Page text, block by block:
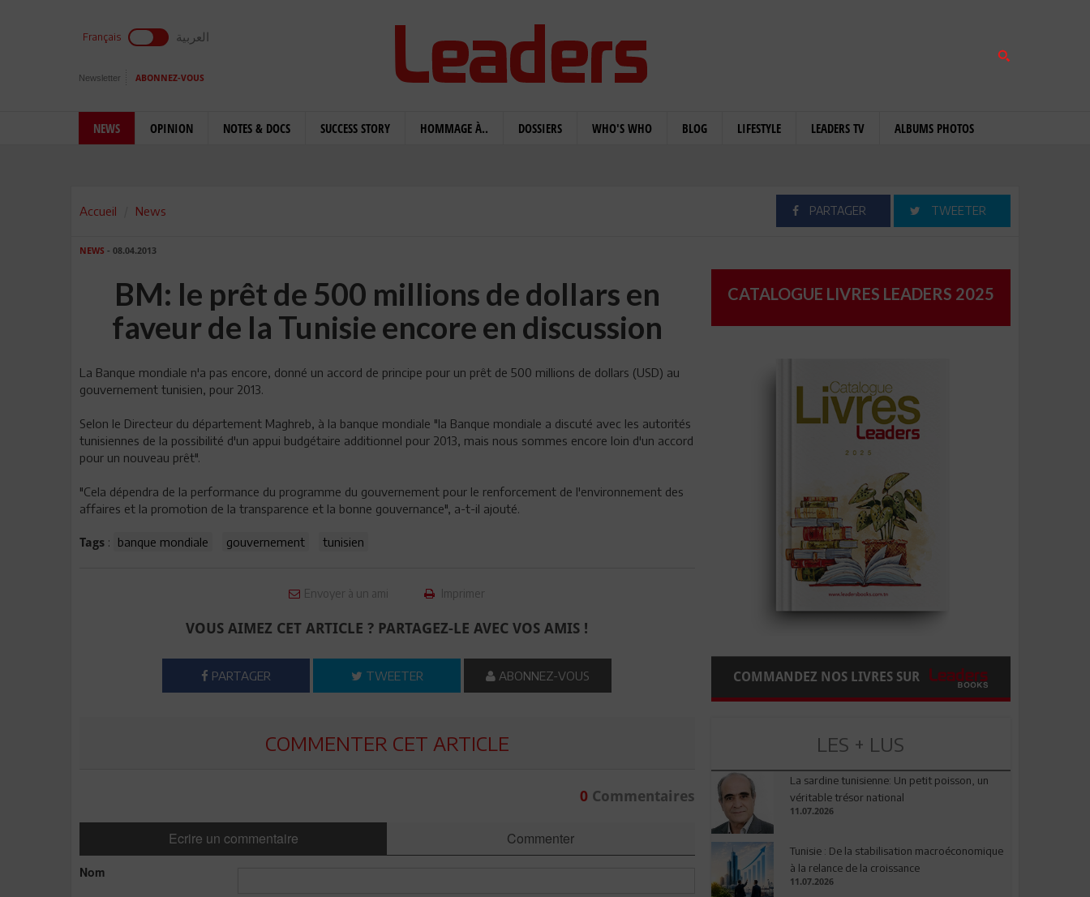
Français العربية
Newsletter ABONNEZ-VOUS
NEWS OPINION NOTES & DOCS SUCCESS STORY HOMMAGE À.. DOSSIERS WHO'S WHO BLOG LIFESTYLE LEADERS TV ALBUMS PHOTOS
Accueil News PARTAGER TWEETER
NEWS - 08.04.2013
BM: le prêt de 500 millions de dollars en
faveur de la Tunisie encore en discussion
La Banque mondiale n'a pas encore, donné un accord de principe pour un prêt de 500 millions de dollars (USD) au
gouvernement tunisien, pour 2013.
Selon le Directeur du département Maghreb, à la banque mondiale "la Banque mondiale a discuté avec les autorités
tunisiennes de la possibilité d'un appui budgétaire additionnel pour 2013, mais nous sommes encore loin d'un accord
pour un nouveau prêt".
"Cela dépendra de la performance du programme du gouvernement pour le renforcement de l'environnement des
affaires et la promotion de la transparence et la bonne gouvernance", a-t-il ajouté.
Tags : banque mondiale gouvernement tunisien
Envoyer à un ami Imprimer
VOUS AIMEZ CET ARTICLE ? PARTAGEZ-LE AVEC VOS AMIS !
PARTAGER TWEETER ABONNEZ-VOUS
COMMENTER CET ARTICLE
0Commentaires
Ecrire un commentaire Commenter
Nom
CATALOGUE LIVRES LEADERS 2025
COMMANDEZ NOS LIVRES SUR
LES + LUS
La sardine tunisienne: Un petit poisson, un
véritable trésor national
11.07.2026
Tunisie : De la stabilisation macroéconomique
à la relance de la croissance
11.07.2026